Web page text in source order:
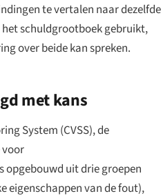
te vertalen naar dezelfde
schuldgrootboek gebruikt,
over beide kan spreken.
met kans
System (CVSS), de
opgebouwd uit drie groepen
eigenschappen van de fout),